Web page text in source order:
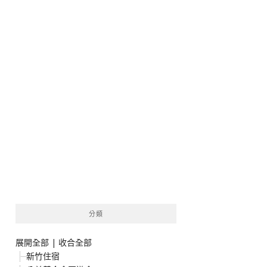
分類
展開全部 | 收合全部
新竹住宿